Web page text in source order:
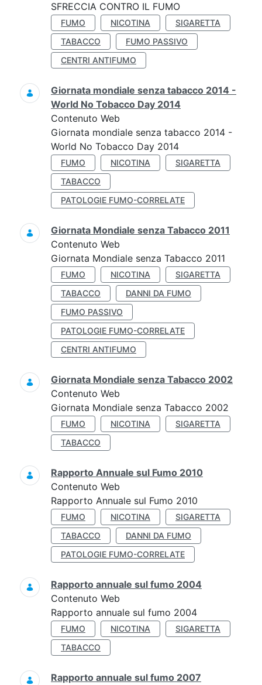
SFRECCIA CONTRO IL FUMO
FUMO NICOTINA
SIGARETTA
TABACCO
FUMO PASSIVO
CENTRI ANTIFUMO
Giornata mondiale senza tabacco 2014 -
World No Tobacco Day 2014
Contenuto Web
Giornata mondiale senza tabacco 2014 -
World No Tobacco Day 2014
FUMO NICOTINA
SIGARETTA
TABACCO
PATOLOGIE FUMO-CORRELATE
Giornata Mondiale senza Tabacco 2011
Contenuto Web
Giornata Mondiale senza Tabacco 2011
FUMO NICOTINA
SIGARETTA
TABACCO
DANNI DA FUMO
FUMO PASSIVO
PATOLOGIE FUMO-CORRELATE
CENTRI ANTIFUMO
Giornata Mondiale senza Tabacco 2002
Contenuto Web
Giornata Mondiale senza Tabacco 2002
FUMO NICOTINA
SIGARETTA
TABACCO
Rapporto Annuale sul Fumo 2010
Contenuto Web
Rapporto Annuale sul Fumo 2010
FUMO NICOTINA
SIGARETTA
TABACCO
DANNI DA FUMO
PATOLOGIE FUMO-CORRELATE
Rapporto annuale sul fumo 2004
Contenuto Web
Rapporto annuale sul fumo 2004
FUMO NICOTINA
SIGARETTA
TABACCO
Rapporto annuale sul fumo 2007